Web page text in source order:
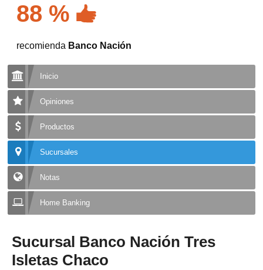
88 %
recomienda Banco Nación
Inicio
Opiniones
Productos
Sucursales
Notas
Home Banking
Sucursal Banco Nación Tres
Isletas Chaco